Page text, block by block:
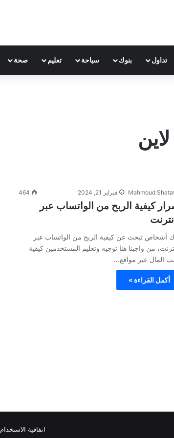
تداول بنوك سياحة تعليم صحة
Mahmoud فبراير 21, 2024 464
كيفية الربح من الواتساب عبر
أشخاص تبحث عن كيفية الربح من الواتساب عبر
من واجبنا هنا توجيه وتعليم المستخدمين كيفية
المال عبر مواقع…
أكمل القراءة »
اتفاقية الاستخدام